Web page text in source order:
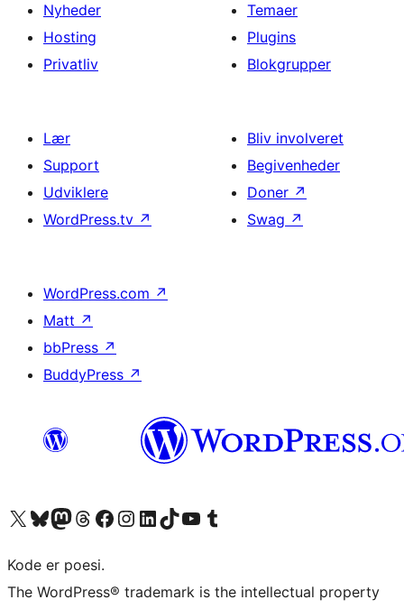
Nyheder
Hosting
Privatliv
Temaer
Plugins
Blokgrupper
Lær
Support
Udviklere
WordPress.tv ↗
Bliv involveret
Begivenheder
Doner ↗
Swag ↗
WordPress.com ↗
Matt ↗
bbPress ↗
BuddyPress ↗
Besøg vores X (tidligere Twitter) konto
Besøg vores Bluesky-konto
Besøg vores Mastodon konto
Besøg vores Threads-konto
Besøg vores Facebook sideBesøg vores Instagram konto
Besøg vores LinkedIn konto
Besøg vores TikTok-konto
Besøg vores YouTube-kanalBesøg vores Tumblr-konto
Kode er poesi.
The WordPress® trademark is the intellectual property